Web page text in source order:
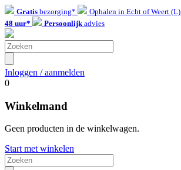
Gratis bezorging* Ophalen in Echt of Weert (L)
48 uur*
Persoonlijkadvies
Inloggen / aanmelden
0
Winkelmand
Geen producten in de winkelwagen.
Start met winkelen